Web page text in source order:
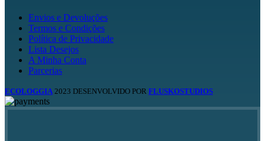
Envios e Devoluções
Termos e Condições
Política de Privacidade
Lista Desejos
A Minha Conta
Parcerias
ECOLOGGIA 2023 DESENVOLVIDO POR FLUSKOSTUDIOS